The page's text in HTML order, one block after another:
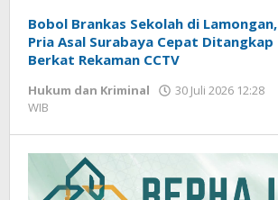
Bobol Brankas Sekolah di Lamongan,
Pria Asal Surabaya Cepat Ditangkap
Berkat Rekaman CCTV
Hukum dan Kriminal
30 Juli 2026 12:28
WIB